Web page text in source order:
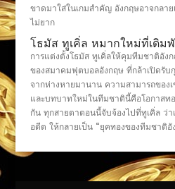
ขาดมาใส่ในเกมสำคัญ อังกฤษอาจกลา
ไม่ยาก
โธมัส ทูเคิ่ล หมากใหม่ที่เดิม
การแต่งตั้งโธมัส ทูเคิ่ลให้คุมทีมชาติอัง
ของสมาคมฟุตบอลอังกฤษ ที่กล้าเปิดรับ
จากห่างหายมานาน ความสามารถของ
และบทบาทใหม่ในทีมชาตินี้คือโอกาสทอ
กัน ทุกสายตาตอนนี้จับจ้องไปที่ทูเคิ่ล ว่า
อดีต ให้กลายเป็น “ยุคทองของทีมชาติอั